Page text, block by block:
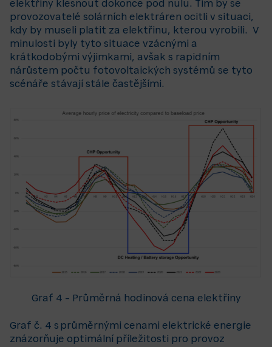
elektřiny klesnout dokonce pod nulu. Tím by se
provozovatelé solárních elektráren ocitli v situaci,
kdy by museli platit za elektřinu, kterou vyrobili. V
minulosti byly tyto situace vzácnými a
krátkodobými výjimkami, avšak s rapidním
nárůstem počtu fotovoltaických systémů se tyto
scénáře stávají stále častějšími.
Graf 4 – Průměrná hodinová cena elektřiny
Graf č. 4 s průměrnými cenami elektrické energie
znázorňuje optimální příležitosti pro provoz